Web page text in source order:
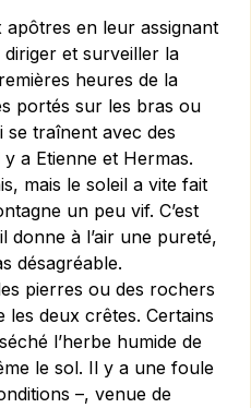
apôtres en leur assignant
et surveiller la
heures de la
portés sur les bras ou
traînent avec des
a Etienne et Hermas.
mais le soleil a vite fait
un peu vif. C’est
donne à l’air une pureté,
désagréable.
pierres ou des rochers
deux crêtes. Certains
l’herbe humide de
le sol. Il y a une foule
–, venue de